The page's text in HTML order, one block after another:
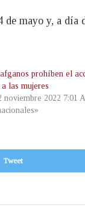
mayo y, a día
prohíben el
las mujeres
noviembre 2022 7:01
Tweet